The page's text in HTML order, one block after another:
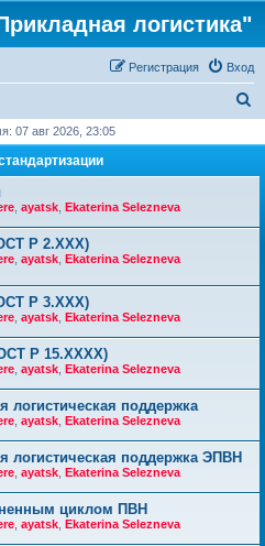
логистика"
Вход
Регистрация
с
07 авг 2026, 23:05
ayatsk Ekaterina Selezneva
Р 2.ХХХ)
ayatsk Ekaterina Selezneva
Р 3.ХХХ)
ayatsk Ekaterina Selezneva
Р 15.ХХХХ)
ayatsk Ekaterina Selezneva
логистическая поддержка
ayatsk Ekaterina Selezneva
логистическая поддержка ЭПВН
ayatsk Ekaterina Selezneva
циклом ПВН
ayatsk Ekaterina Selezneva